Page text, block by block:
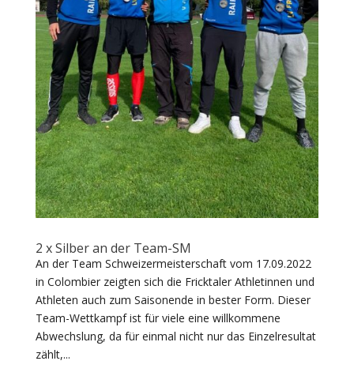
2 x Silber an der Team-SM
An der Team Schweizermeisterschaft vom 17.09.2022
in Colombier zeigten sich die Fricktaler Athletinnen und
Athleten auch zum Saisonende in bester Form. Dieser
Team-Wettkampf ist für viele eine willkommene
Abwechslung, da für einmal nicht nur das Einzelresultat
zählt,...